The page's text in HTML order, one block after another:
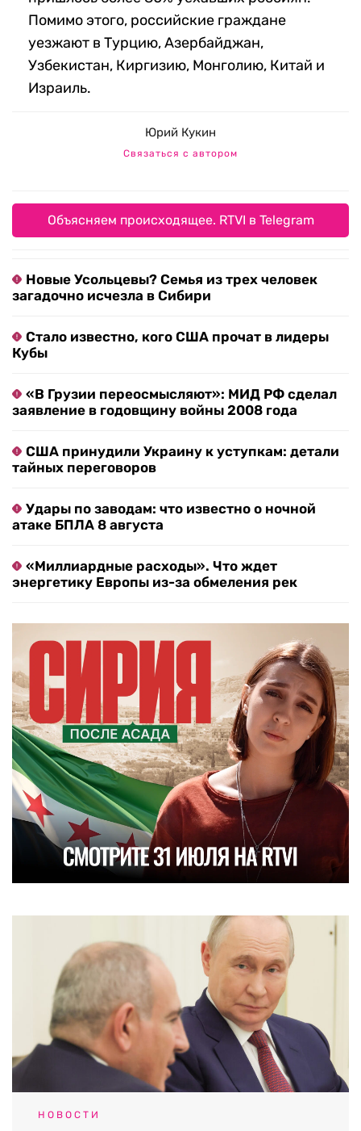
Помимо этого, российские граждане
уезжают в Турцию, Азербайджан,
Узбекистан, Киргизию, Монголию, Китай и
Израиль.
Юрий Кукин
Связаться с автором
Объясняем происходящее. RTVI в Telegram
Новые Усольцевы? Семья из трех человек
загадочно исчезла в Сибири
Стало известно, кого США прочат в лидеры
Кубы
«В Грузии переосмысляют»: МИД РФ сделал
заявление в годовщину войны 2008 года
США принудили Украину к уступкам: детали
тайных переговоров
Удары по заводам: что известно о ночной
атаке БПЛА 8 августа
«Миллиардные расходы». Что ждет
энергетику Европы из-за обмеления рек
НОВОСТИ